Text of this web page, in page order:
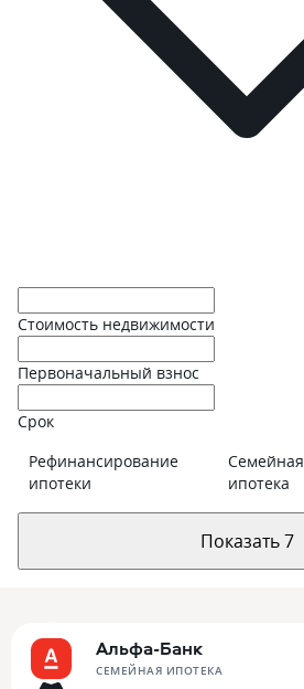
Стоимость недвижимости
Первоначальный взнос
Срок
Показать 7
Рефинансирование
ипотеки
Семейная
ипотека
Альфа-Банк
СЕМЕЙНАЯ ИПОТЕКА